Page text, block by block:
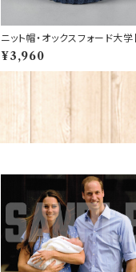
ニット帽・オックスフォード大学
イビー】 00216
¥3,960